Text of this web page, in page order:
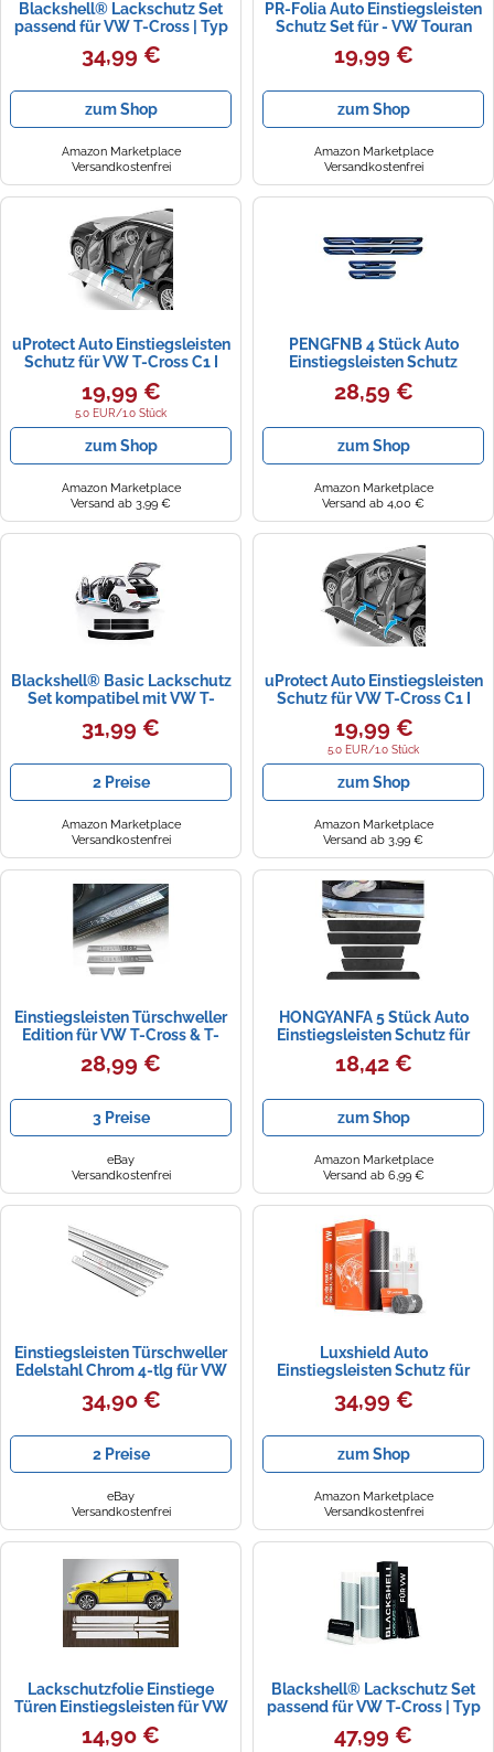
Blackshell® Lackschutz Set
passend für VW T-Cross | Typ
C1 | 2018-2023 Transparent -
passgenauer
Einstiegsleisten inkl. Folierset
34,99 €
zum Shop
Amazon Marketplace
Versandkostenfrei
PR-Folia Auto Einstiegsleisten
Schutz Set für - VW Touran
Cross Typ 1T/GP ab Bj. 2007-
2010 - TRANSPARENT
Lackschutzfolie Türschweller
Zierleisten
19,99 €
zum Shop
Amazon Marketplace
Versandkostenfrei
uProtect Auto Einstiegsleisten
Schutz für VW T-Cross C1 I
2019-2026 - Schutzfolie
Autotür Zubehör Zierleisten
Lackschutzfolie Transparent
19,99 €
5.0 EUR/1.0 Stück
zum Shop
Amazon Marketplace
Versand ab 3,99 €
PENGFNB 4 Stück Auto
Einstiegsleisten Schutz
Edelstahl für VW T-Cross C1 I
2019-2024 2025, Kratzfest
Abdeckung Schwellerleisten
Zubehör,D/Blue
28,59 €
zum Shop
Amazon Marketplace
Versand ab 4,00 €
Blackshell® Basic Lackschutz
Set kompatibel mit VW T-
Cross | Typ C1 | ab 2023
(Facelift) Carbon Matt -
Ladekantenschutz,
Einstiegsleisten inkl. Profi
Rakel
31,99 €
2 Preise
Amazon Marketplace
Versandkostenfrei
uProtect Auto Einstiegsleisten
Schutz für VW T-Cross C1 I
2019-2026 - Schutzfolie
Autotür Zubehör Zierleisten
Lackschutzfolie Carbon
Schwarz
19,99 €
5.0 EUR/1.0 Stück
zum Shop
Amazon Marketplace
Versand ab 3,99 €
Einstiegsleisten Türschweller
Edition für VW T-Cross & T-
Roc Edelstahl Chrom 4x
28,99 €
3 Preise
eBay
Versandkostenfrei
HONGYANFA 5 Stück Auto
Einstiegsleisten Schutz für
VW T-Cross Bj. ab 2018,
Carbonfaser
Schwellenschutz Aufkleber
Kratzfest
18,42 €
zum Shop
Amazon Marketplace
Versand ab 6,99 €
Einstiegsleisten Türschweller
Edelstahl Chrom 4-tlg für VW
34,90 €
2 Preise
eBay
Versandkostenfrei
Luxshield Auto
Einstiegsleisten Schutz für
VW T-Cross C1 I 2019-2026 -
Schutzfolie Autotür Zubehör
Carbon Schwarz
34,99 €
zum Shop
Amazon Marketplace
Versandkostenfrei
Lackschutzfolie Einstiege
Türen Einstiegsleisten für VW
T-Cross ab 2019
14,90 €
Blackshell® Lackschutz Set
passend für VW T-Cross | Typ
C1 | 2018-2023 Carbon Silber -
passgenauer
47,99 €